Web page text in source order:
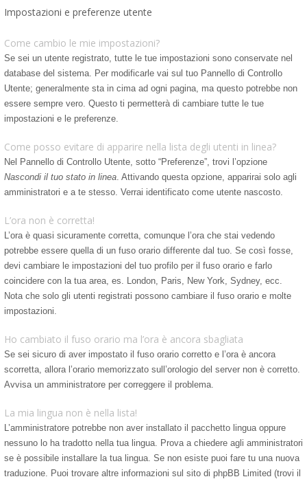
Impostazioni e preferenze utente
Come cambio le mie impostazioni?
Se sei un utente registrato, tutte le tue impostazioni sono conservate nel
database del sistema. Per modificarle vai sul tuo Pannello di Controllo
Utente; generalmente sta in cima ad ogni pagina, ma questo potrebbe non
essere sempre vero. Questo ti permetterà di cambiare tutte le tue
impostazioni e le preferenze.
Come posso evitare di apparire nella lista degli utenti in linea?
Nel Pannello di Controllo Utente, sotto “Preferenze”, trovi l’opzione
Nascondi il tuo stato in linea. Attivando questa opzione, apparirai solo agli
amministratori e a te stesso. Verrai identificato come utente nascosto.
L’ora non è corretta!
L’ora è quasi sicuramente corretta, comunque l’ora che stai vedendo
potrebbe essere quella di un fuso orario differente dal tuo. Se così fosse,
devi cambiare le impostazioni del tuo profilo per il fuso orario e farlo
coincidere con la tua area, es. London, Paris, New York, Sydney, ecc.
Nota che solo gli utenti registrati possono cambiare il fuso orario e molte
impostazioni.
Ho cambiato il fuso orario ma l’ora è ancora sbagliata
Se sei sicuro di aver impostato il fuso orario corretto e l’ora è ancora
scorretta, allora l’orario memorizzato sull’orologio del server non è corretto.
Avvisa un amministratore per correggere il problema.
La mia lingua non è nella lista!
L’amministratore potrebbe non aver installato il pacchetto lingua oppure
nessuno lo ha tradotto nella tua lingua. Prova a chiedere agli amministratori
se è possibile installare la tua lingua. Se non esiste puoi fare tu una nuova
traduzione. Puoi trovare altre informazioni sul sito di phpBB Limited (trovi il